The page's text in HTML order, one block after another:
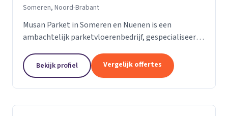
Someren, Noord-Brabant
Musan Parket in Someren en Nuenen is een
ambachtelijk parketvloerenbedrijf, gespecialiseerd
het adres bij uitstek voor de renovatie van
bestaande...
Bekijk profiel Vergelijk offertes